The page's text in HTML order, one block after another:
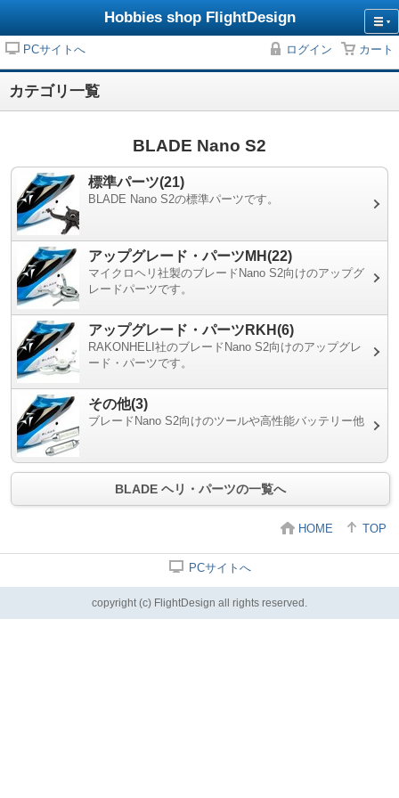
Hobbies shop FlightDesign
PCサイトへ ログイン カート
カテゴリ一覧
BLADE Nano S2
標準パーツ(21)
BLADE Nano S2の標準パーツです。
アップグレード・パーツMH(22)
マイクロヘリ社製のブレードNano S2向けのアップグ
レードパーツです。
アップグレード・パーツRKH(6)
RAKONHELI社のブレードNano S2向けのアップグレ
ード・パーツです。
その他(3)
ブレードNano S2向けのツールや高性能バッテリー他
BLADE ヘリ・パーツの一覧へ
HOME TOP
PCサイトへ
copyright (c) FlightDesign all rights reserved.